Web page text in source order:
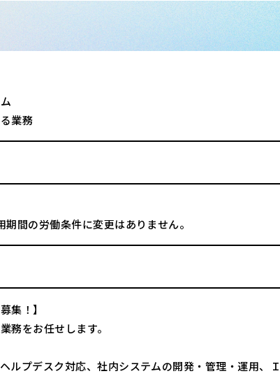
業務
間の労働条件に変更はありません。
集！】
務をお任せします。
ルプデスク対応、社内システムの開発・管理・運用、